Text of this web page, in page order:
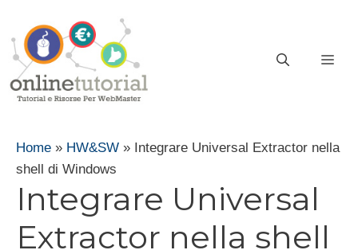
contenuto
Home » HW&SW » Integrare Universal Extractor nella
shell di Windows
Integrare Universal
Extractor nella shell